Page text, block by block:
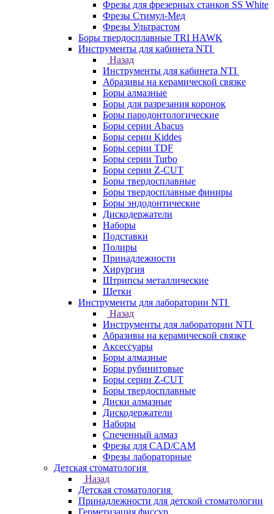
Фрезы для фрезерных станков SS White
Фрезы Стимул-Мед
Фрезы Ультрастом
Боры твердосплавные TRI HAWK
Инструменты для кабинета NTI
Назад
Инструменты для кабинета NTI
Абразивы на керамической связке
Боры алмазные
Боры для разрезания коронок
Боры пародонтологические
Боры серии Abacus
Боры серии Kiddes
Боры серии TDF
Боры серии Turbo
Боры серии Z-CUT
Боры твердосплавные
Боры твердосплавные финиры
Боры эндодонтические
Дискодержатели
Наборы
Подставки
Полиры
Принадлежности
Хирургия
Штрипсы металлические
Щетки
Инструменты для лаборатории NTI
Назад
Инструменты для лаборатории NTI
Абразивы на керамической связке
Аксессуары
Боры алмазные
Боры рубинитовые
Боры серии Z-CUT
Боры твердосплавные
Диски алмазные
Дискодержатели
Наборы
Спеченный алмаз
Фрезы для CAD/CAM
Фрезы лабораторные
Детская стоматология
Назад
Детская стоматология
Принадлежности для детской стоматологии
Герметизация фиссур